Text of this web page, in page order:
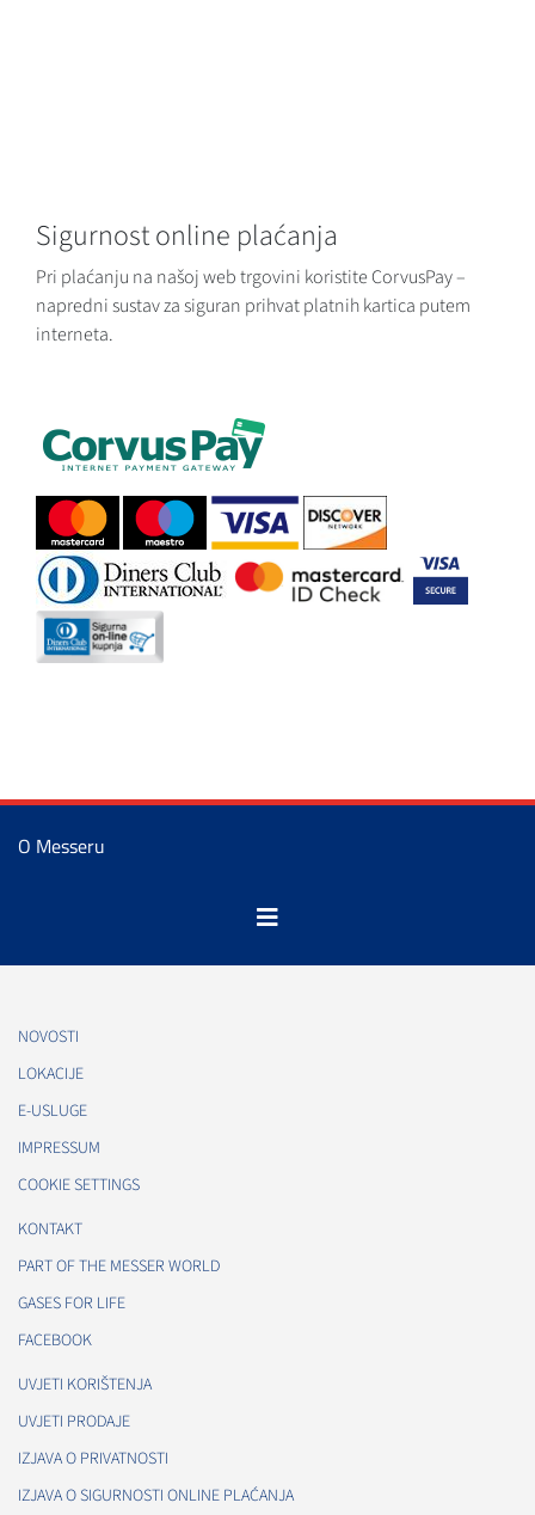
Sigurnost online plaćanja
Pri plaćanju na našoj web trgovini koristite CorvusPay –
napredni sustav za siguran prihvat platnih kartica putem
interneta.
O Messeru
NOVOSTI
LOKACIJE
E-USLUGE
IMPRESSUM
COOKIE SETTINGS
KONTAKT
PART OF THE MESSER WORLD
GASES FOR LIFE
FACEBOOK
UVJETI KORIŠTENJA
UVJETI PRODAJE
IZJAVA O PRIVATNOSTI
IZJAVA O SIGURNOSTI ONLINE PLAĆANJA